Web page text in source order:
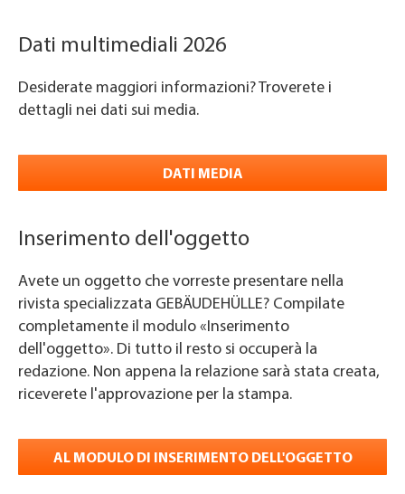
Dati multimediali 2026
Desiderate maggiori informazioni? Troverete i
dettagli nei dati sui media.
DATI MEDIA
Inserimento dell'oggetto
Avete un oggetto che vorreste presentare nella
rivista specializzata GEBÄUDEHÜLLE? Compilate
completamente il modulo «Inserimento
dell'oggetto». Di tutto il resto si occuperà la
redazione. Non appena la relazione sarà stata creata,
riceverete l'approvazione per la stampa.
AL MODULO DI INSERIMENTO DELL'OGGETTO